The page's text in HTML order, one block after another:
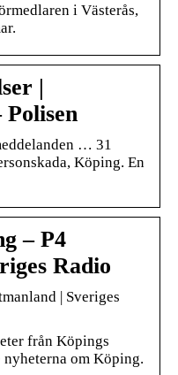
i Västerås,
|
… 31
Köping. En
– P4
Radio
| Sveriges
från Köpings
om Köping.